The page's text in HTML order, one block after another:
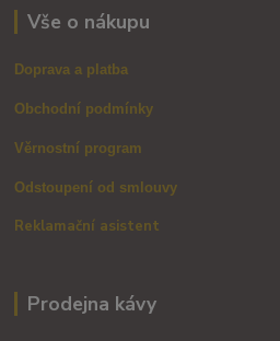
Vše o nákupu
Doprava a platba
Obchodní podmínky
Věrnostní program
Odstoupení od smlouvy
Reklamační asistent
Prodejna kávy